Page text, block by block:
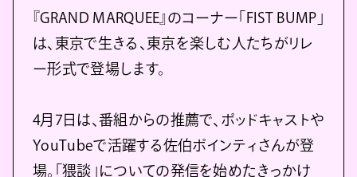
『GRAND MARQUEE』のコーナー「FIST BUMP」
は、東京で生きる、東京を楽しむ人たちがリレ
ー形式で登場します。
4月7日は、番組からの推薦で、ポッドキャストや
YouTubeで活躍する佐伯ポインティさんが登
場。「猥談」についての発信を始めたきっかけ